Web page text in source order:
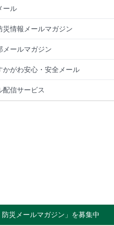
ール
災情報メールマガジン
メールマガジン
がわ安心・安全メール
配信サービス
防災メールマガジン」を募集中